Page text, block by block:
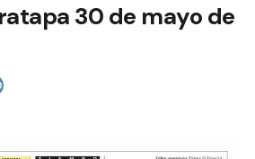
30 de mayo de